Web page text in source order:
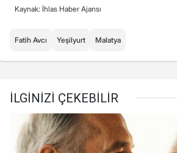
Kaynak: İhlas Haber Ajansı
Fatih Avcı Yeşilyurt Malatya